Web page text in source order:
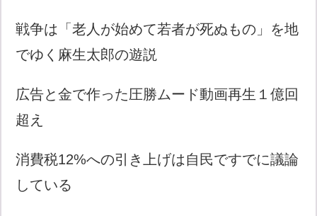
戦争は「老人が始めて若者が死ぬもの」を地
でゆく麻生太郎の遊説
広告と金で作った圧勝ムード動画再生１億回
超え
消費税12%への引き上げは自民ですでに議論
している